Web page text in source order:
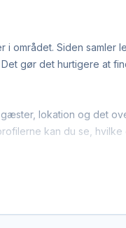
området. Siden samler
gør det hurtigere at
lokation og det
kan du se,
Det betyder, at du